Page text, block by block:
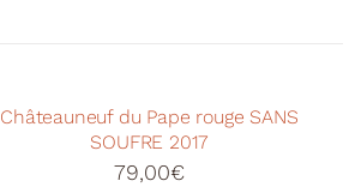
Châteauneuf du Pape rouge SANS
SOUFRE 2017
79,00€